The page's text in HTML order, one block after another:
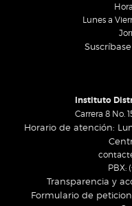
Lunes a
Instituto
Carrera 8 No.
Horario de atención:
PBX:
Transparencia y
Formulario de